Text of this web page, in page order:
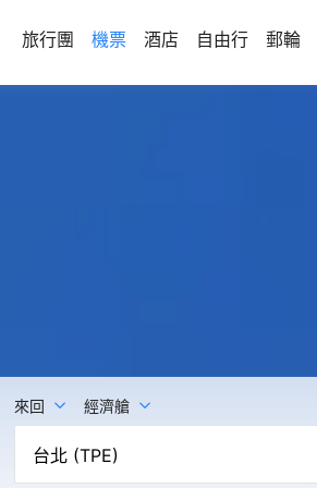
旅行團 機票 酒店 自由行 郵輪
來回 經濟艙